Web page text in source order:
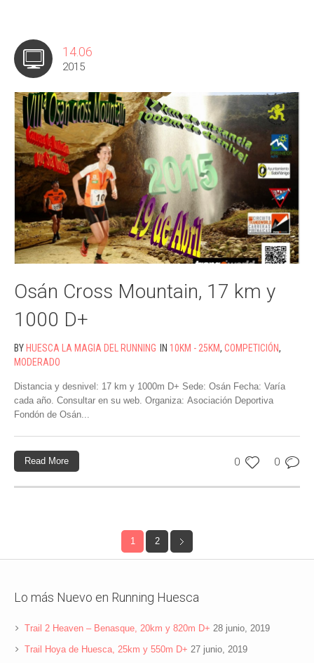
14.06
2015
Osán Cross Mountain, 17 km y
1000 D+
BY HUESCA LA MAGIA DEL RUNNING IN 10KM - 25KM, COMPETICIÓN,
MODERADO
Distancia y desnivel: 17 km y 1000m D+ Sede: Osán Fecha: Varía
cada año. Consultar en su web. Organiza: Asociación Deportiva
Fondón de Osán...
0 0
Read More
1 2
Lo más Nuevo en Running Huesca
Trail 2 Heaven – Benasque, 20km y 820m D+ 28 junio, 2019
Trail Hoya de Huesca, 25km y 550m D+ 27 junio, 2019